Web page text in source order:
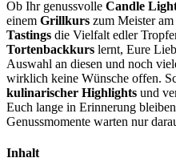
Ob Ihr genussvolle Candle
einem Grillkurs zum Meister
Tastings die Vielfalt edler
Tortenbackkurs lernt, Eure
Auswahl an diesen und noch
wirklich keine Wünsche offen.
kulinarischer Highlights und
Euch lange in Erinnerung
Genussmomente warten nur
Inhalt